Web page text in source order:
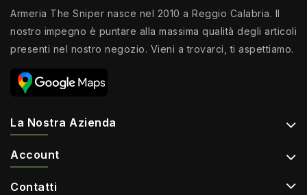
Armeria The Sniper nasce nel 2010 a Reggio Calabria. Il
nostro impegno è puntare alla massima qualità degli articoli
presenti nel nostro negozio. Vieni a trovarci, ti aspettiamo.
La Nostra Azienda
Account
Contatti